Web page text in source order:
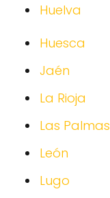
Huelva
Huesca
Jaén
La Rioja
Las Palmas
León
Lugo